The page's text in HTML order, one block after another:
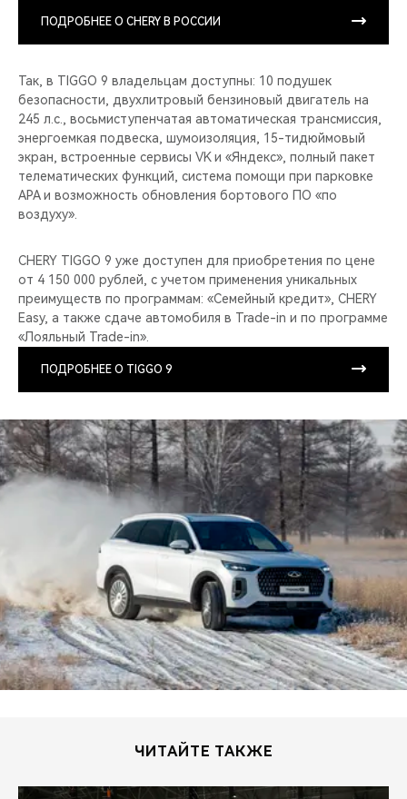
ПОДРОБНЕЕ О CHERY В РОССИИ
Так, в TIGGO 9 владельцам доступны: 10 подушек
безопасности, двухлитровый бензиновый двигатель на
245 л.с., восьмиступенчатая автоматическая трансмиссия,
энергоемкая подвеска, шумоизоляция, 15-тидюймовый
экран, встроенные сервисы VK и «Яндекс», полный пакет
телематических функций, система помощи при парковке
APA и возможность обновления бортового ПО «по
воздуху».
CHERY TIGGO 9 уже доступен для приобретения по цене
от 4 150 000 рублей, с учетом применения уникальных
преимуществ по программам: «Семейный кредит», CHERY
Easy, а также сдаче автомобиля в Trade-in и по программе
«Лояльный Trade-in».
ПОДРОБНЕЕ О TIGGO 9
ЧИТАЙТЕ ТАКЖЕ